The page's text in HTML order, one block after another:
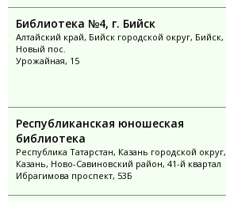
Библиотека №4, г. Бийск
Алтайский край, Бийск городской округ, Бийск,
Новый пос.
Урожайная, 15
Республиканская юношеская
библиотека
Республика Татарстан, Казань городской округ,
Казань, Ново-Савиновский район, 41-й квартал
Ибрагимова проспект, 53Б